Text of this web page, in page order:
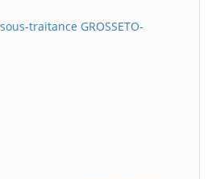
traitance GROSSETO-